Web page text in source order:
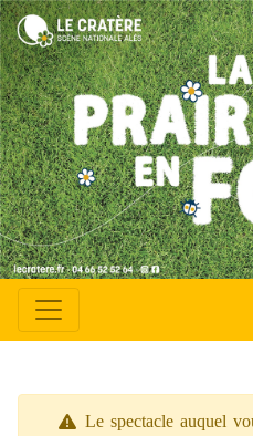
Le spectacle auquel